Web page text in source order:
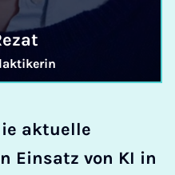
aktuelle
Einsatz von KI in